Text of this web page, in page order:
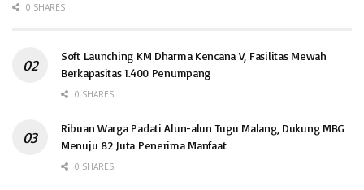
0 SHARES
Soft Launching KM Dharma Kencana V, Fasilitas Mewah
Berkapasitas 1.400 Penumpang
0 SHARES
Ribuan Warga Padati Alun-alun Tugu Malang, Dukung MBG
Menuju 82 Juta Penerima Manfaat
0 SHARES